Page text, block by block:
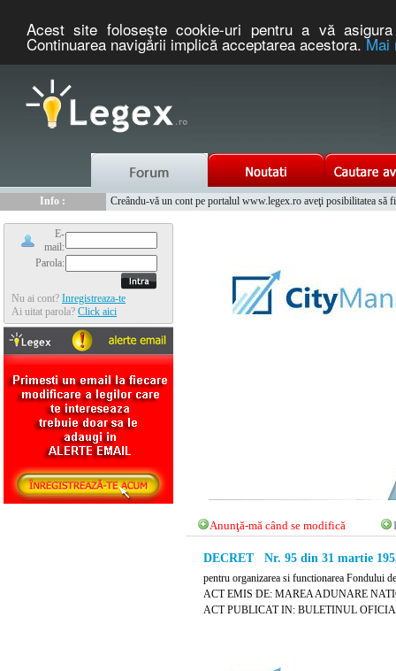
Acest site foloseşte cookie-uri pentru a vă
Continuarea navigării implică acceptarea acestora.Mai
Info :
Creându-vă un cont pe portalul www.legex.ro aveţi posibilitatea să
E-
mail:
Parola:
Nu ai cont? Inregistreaza-te
Ai uitat parola? Click aici
Anunţă-mă când se modifică
DECRET Nr. 95 din 31 martie
pentru organizarea si functionarea Fondului
ACT EMIS DE: MAREA ADUNARE
ACT PUBLICAT IN: BULETINUL